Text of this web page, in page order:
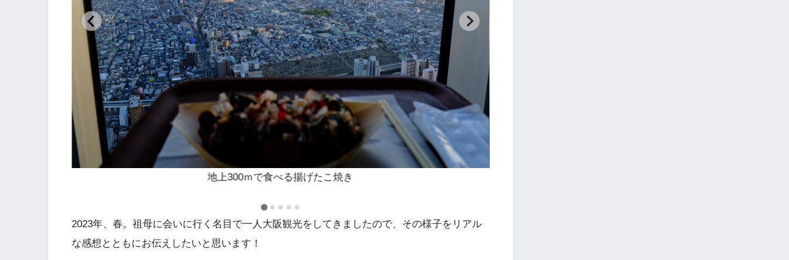
地上300ｍで食べる揚げたこ焼き
2023年、春。祖母に会いに行く名目で一人大阪観光をしてきましたので、その様子をリアル
な感想とともにお伝えしたいと思います！